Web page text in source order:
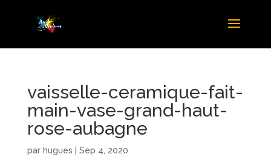
vaisselle-ceramique-fait-
main-vase-grand-haut-
rose-aubagne
par hugues Sep 4, 2020